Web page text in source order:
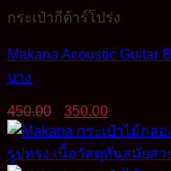
กระเป๋ากีต้าร์โปร่ง
Makana Acoustic Guitar
บาง
450.00
Original
price
was:
450.00฿.
350.00
price
is:
350.00